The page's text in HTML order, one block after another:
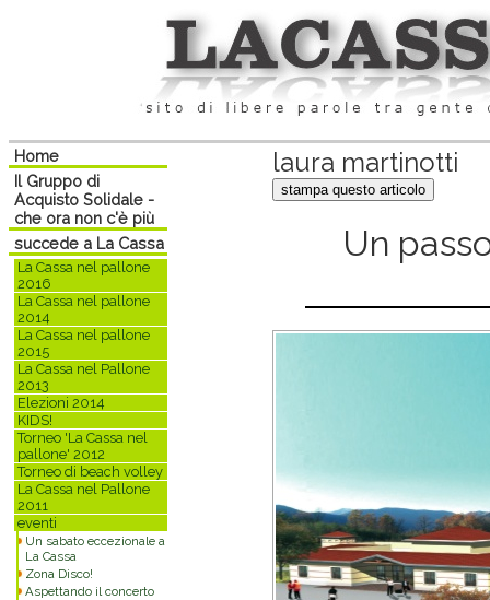
Home
Il Gruppo di
Acquisto Solidale -
che ora non c'è più
succede a La Cassa
La Cassa nel pallone
2016
La Cassa nel pallone
2014
La Cassa nel pallone
2015
La Cassa nel Pallone
2013
Elezioni 2014
KIDS!
Torneo 'La Cassa nel
pallone' 2012
Torneo di beach volley
La Cassa nel Pallone
2011
eventi
Un sabato eccezionale a
La Cassa
Zona Disco!
Aspettando il concerto
laura martinotti
Un